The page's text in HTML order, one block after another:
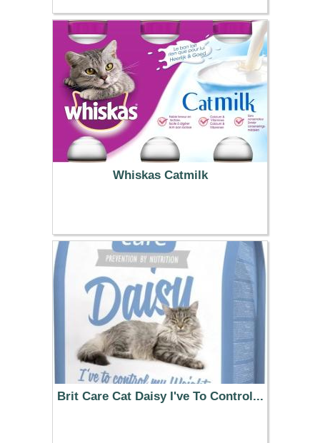
19.99 €
Whiskas Catmilk
3.99 €
Brit Care Cat Daisy I've To Control...